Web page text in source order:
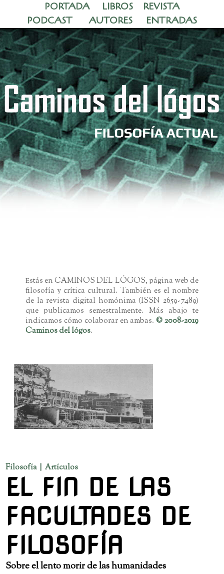
PORTADA LIBROS
REVISTA
PODCAST
AUTORES ENTRADAS
Estás en CAMINOS DEL LÓGOS, página web de
filosofía y crítica cultural. También es el nombre
de la revista digital homónima (ISSN 2659-7489)
que publicamos semestralmente. Más abajo te
indicamos cómo colaborar en ambas. © 2008-2019
Caminos del lógos.
Filosofía | Artículos
EL FIN DE LAS
FACULTADES DE
FILOSOFÍA
Sobre el lento morir de las humanidades